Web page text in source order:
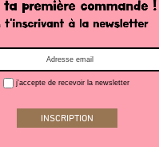
j'accepte de recevoir la newsletter